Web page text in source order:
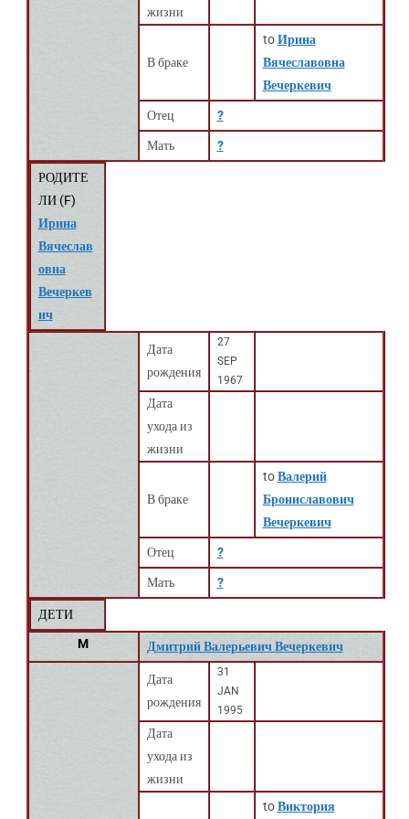
жизни
В браке
toИрина
Вячеславовна
Вечеркевич
Отец ?
Мать ?
РОДИТЕ
ЛИ (F)
Ирина
Вячеслав
овна
Вечеркев
ич
Дата
рождения
27
SEP
1967
Дата
ухода из
жизни
В браке
toВалерий
Брониславович
Вечеркевич
Отец ?
Мать ?
ДЕТИ
M
Дмитрий Валерьевич Вечеркевич
Дата
рождения
31
JAN
1995
Дата
ухода из
жизни
toВиктория